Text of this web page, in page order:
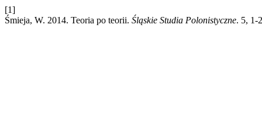
[1]
Śmieja, W. 2014. Teoria po teorii. Śląskie Studia Polonistyczne. 5, 1-